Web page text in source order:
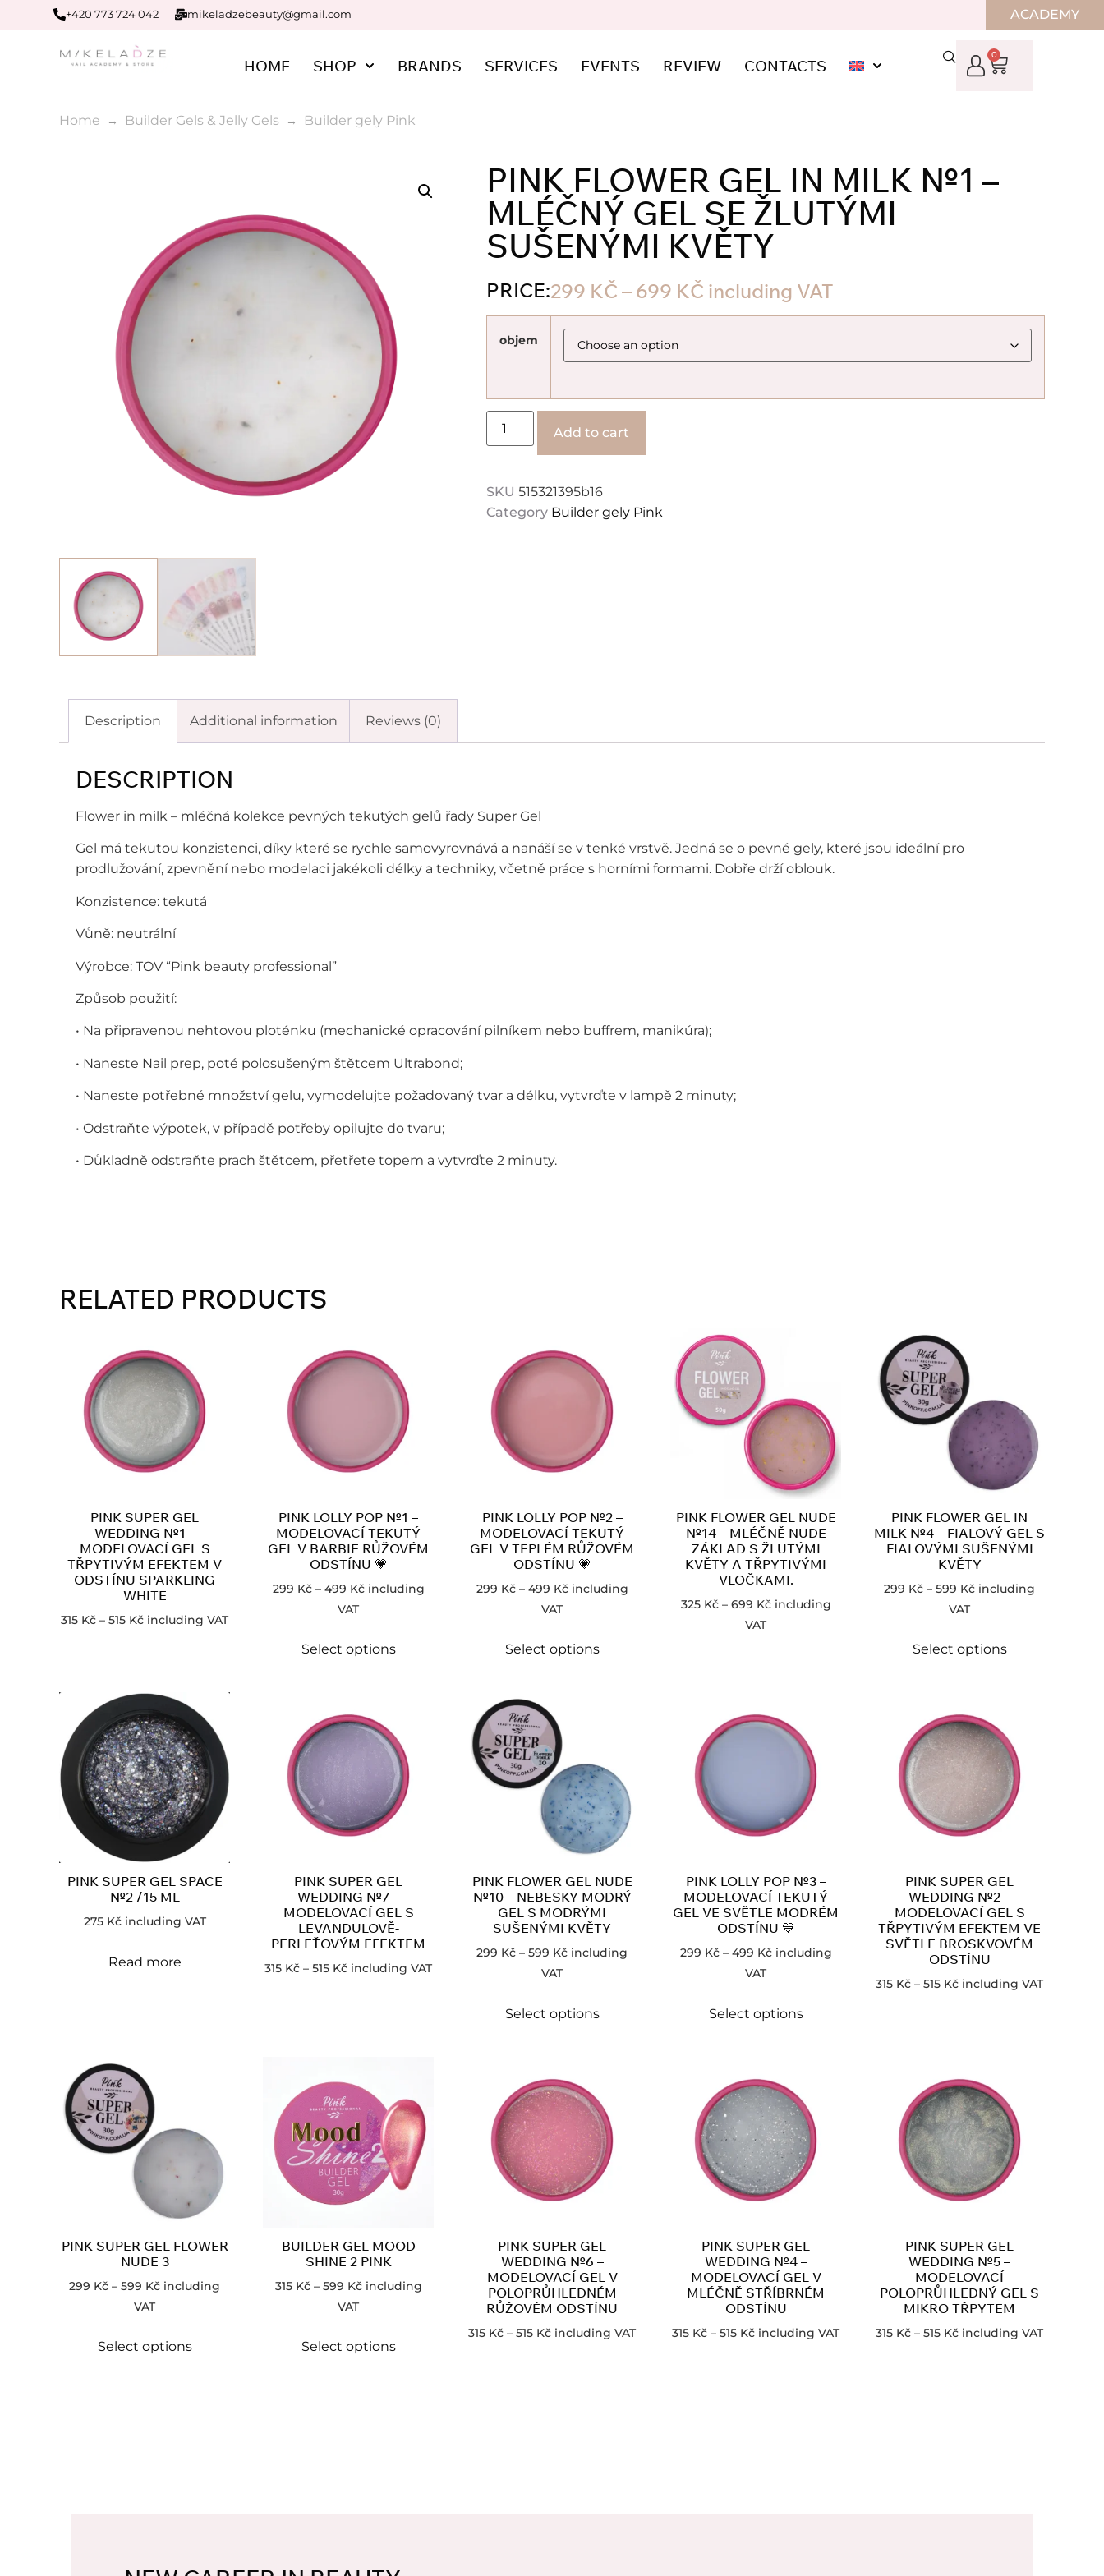
+420 773 724 042 mikeladzebeauty@gmail.com ACADEMY
HOME SHOP BRANDS SERVICES EVENTS REVIEW CONTACTS
0
Home Builder Gels & Jelly Gels Builder gely Pink
PINK FLOWER GEL IN MILK №1 –
MLÉČNÝ GEL SE ŽLUTÝMI
SUŠENÝMI KVĚTY
PRICE:299 KČ – 699 KČ including VAT
objem
Add to cart
SKU 515321395b16
Category Builder gely Pink
Description Additional information Reviews (0)
DESCRIPTION
Flower in milk – mléčná kolekce pevných tekutých gelů řady Super Gel
Gel má tekutou konzistenci, díky které se rychle samovyrovnává a nanáší se v tenké vrstvě. Jedná se o pevné gely, které jsou ideální pro
prodlužování, zpevnění nebo modelaci jakékoli délky a techniky, včetně práce s horními formami. Dobře drží oblouk.
Konzistence: tekutá
Vůně: neutrální
Výrobce: TOV “Pink beauty professional”
Způsob použití:
• Na připravenou nehtovou ploténku (mechanické opracování pilníkem nebo buffrem, manikúra);
• Naneste Nail prep, poté polosušeným štětcem Ultrabond;
• Naneste potřebné množství gelu, vymodelujte požadovaný tvar a délku, vytvrďte v lampě 2 minuty;
• Odstraňte výpotek, v případě potřeby opilujte do tvaru;
• Důkladně odstraňte prach štětcem, přetřete topem a vytvrďte 2 minuty.
RELATED PRODUCTS
PINK SUPER GEL
WEDDING №1 –
MODELOVACÍ GEL S
TŘPYTIVÝM EFEKTEM V
ODSTÍNU SPARKLING
WHITE
315 Kč – 515 Kč including VAT
PINK LOLLY POP №1 –
MODELOVACÍ TEKUTÝ
GEL V BARBIE RŮŽOVÉM
ODSTÍNU 💗
299 Kč – 499 Kč including
VAT
Select options
PINK LOLLY POP №2 –
MODELOVACÍ TEKUTÝ
GEL V TEPLÉM RŮŽOVÉM
ODSTÍNU 💗
299 Kč – 499 Kč including
VAT
Select options
PINK FLOWER GEL NUDE
№14 – MLÉČNĚ NUDE
ZÁKLAD S ŽLUTÝMI
KVĚTY A TŘPYTIVÝMI
VLOČKAMI.
325 Kč – 699 Kč including
VAT
PINK FLOWER GEL IN
MILK №4 – FIALOVÝ GEL S
FIALOVÝMI SUŠENÝMI
KVĚTY
299 Kč – 599 Kč including
VAT
Select options
PINK SUPER GEL SPACE
№2 /15 ML
275 Kč including VAT
Read more
PINK SUPER GEL
WEDDING №7 –
MODELOVACÍ GEL S
LEVANDULOVĚ-
PERLEŤOVÝM EFEKTEM
315 Kč – 515 Kč including VAT
PINK FLOWER GEL NUDE
№10 – NEBESKY MODRÝ
GEL S MODRÝMI
SUŠENÝMI KVĚTY
299 Kč – 599 Kč including
VAT
Select options
PINK LOLLY POP №3 –
MODELOVACÍ TEKUTÝ
GEL VE SVĚTLE MODRÉM
ODSTÍNU 💙
299 Kč – 499 Kč including
VAT
Select options
PINK SUPER GEL
WEDDING №2 –
MODELOVACÍ GEL S
TŘPYTIVÝM EFEKTEM VE
SVĚTLE BROSKVOVÉM
ODSTÍNU
315 Kč – 515 Kč including VAT
PINK SUPER GEL FLOWER
NUDE 3
299 Kč – 599 Kč including
VAT
Select options
BUILDER GEL MOOD
SHINE 2 PINK
315 Kč – 599 Kč including
VAT
Select options
PINK SUPER GEL
WEDDING №6 –
MODELOVACÍ GEL V
POLOPRŮHLEDNÉM
RŮŽOVÉM ODSTÍNU
315 Kč – 515 Kč including VAT
PINK SUPER GEL
WEDDING №4 –
MODELOVACÍ GEL V
MLÉČNĚ STŘÍBRNÉM
ODSTÍNU
315 Kč – 515 Kč including VAT
PINK SUPER GEL
WEDDING №5 –
MODELOVACÍ
POLOPRŮHLEDNÝ GEL S
MIKRO TŘPYTEM
315 Kč – 515 Kč including VAT